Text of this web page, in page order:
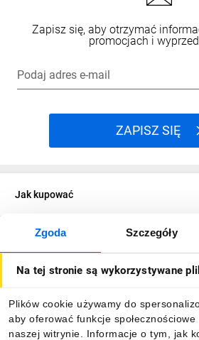
Zgoda Szczegóły
Na tej stronie są wykorzystywane
Plików cookie używamy do
aby oferować funkcje
naszej witrynie. Informacje o tym, jak
Zapisz się, aby otrzymać
promocjach i
Podaj adres e-mail
ZAPISZ SIĘ
Jak kupować
O firmie
Informacje